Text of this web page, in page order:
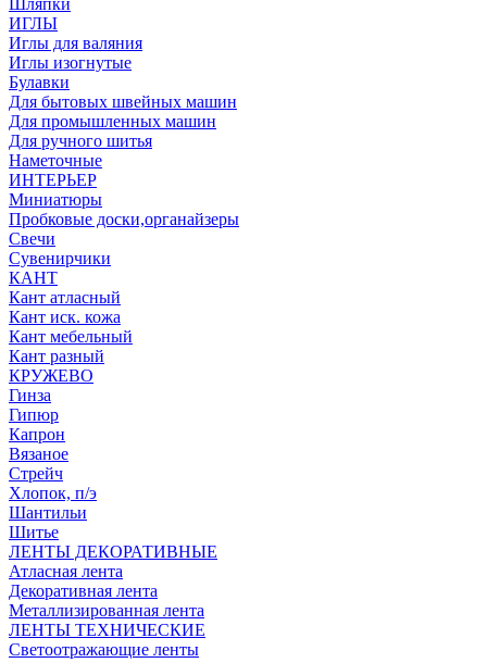
Шляпки
ИГЛЫ
Иглы для валяния
Иглы изогнутые
Булавки
Для бытовых швейных машин
Для промышленных машин
Для ручного шитья
Наметочные
ИНТЕРЬЕР
Миниатюры
Пробковые доски,органайзеры
Свечи
Сувенирчики
КАНТ
Кант атласный
Кант иск. кожа
Кант мебельный
Кант разный
КРУЖЕВО
Гинза
Гипюр
Капрон
Вязаное
Стрейч
Хлопок, п/э
Шантильи
Шитье
ЛЕНТЫ ДЕКОРАТИВНЫЕ
Атласная лента
Декоративная лента
Металлизированная лента
ЛЕНТЫ ТЕХНИЧЕСКИЕ
Светоотражающие ленты